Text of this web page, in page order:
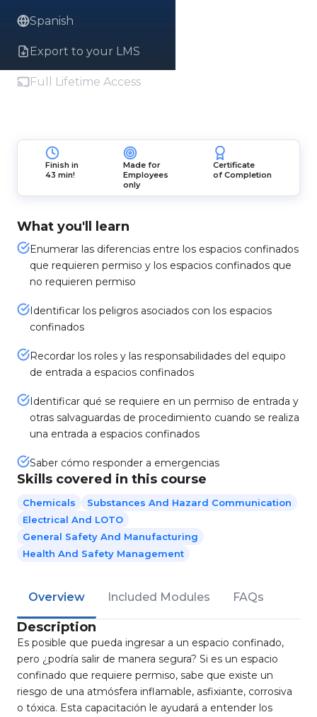
Spanish
Export to your LMS
Full Lifetime Access
Finish in
43 min!
Made for
Employees
only
Certificate
of Completion
What you'll learn
Enumerar las diferencias entre los espacios confinados
que requieren permiso y los espacios confinados que
no requieren permiso
Identificar los peligros asociados con los espacios
confinados
Recordar los roles y las responsabilidades del equipo
de entrada a espacios confinados
Identificar qué se requiere en un permiso de entrada y
otras salvaguardas de procedimiento cuando se realiza
una entrada a espacios confinados
Saber cómo responder a emergencias
Skills covered in this course
Chemicals
Substances And Hazard Communication
Electrical And LOTO
General Safety And Manufacturing
Health And Safety Management
Overview Included Modules FAQs
Description
Es posible que pueda ingresar a un espacio confinado,
pero ¿podría salir de manera segura? Si es un espacio
confinado que requiere permiso, sabe que existe un
riesgo de una atmósfera inflamable, asfixiante, corrosiva
o tóxica. Esta capacitación le ayudará a entender los